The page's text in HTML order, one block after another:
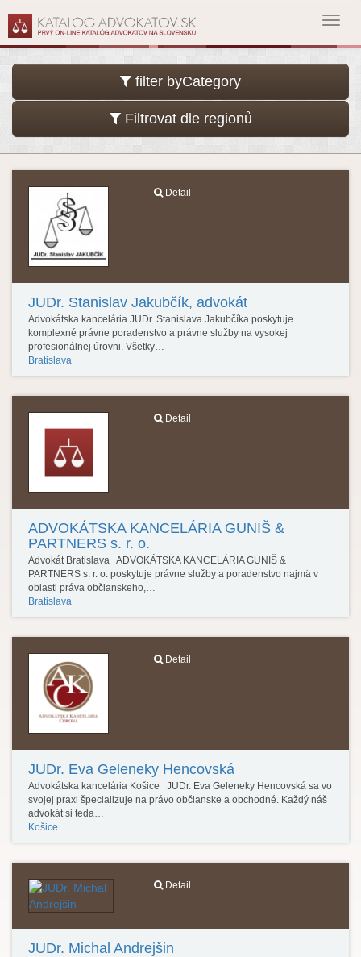
filter byCategory
Filtrovat dle regionů
Detail
JUDr. Stanislav Jakubčík, advokát
Advokátska kancelária JUDr. Stanislava Jakubčíka poskytuje
komplexné právne poradenstvo a právne služby na vysokej
profesionálnej úrovni. Všetky…
Bratislava
Detail
ADVOKÁTSKA KANCELÁRIA GUNIŠ &
PARTNERS s. r. o.
Advokát Bratislava ADVOKÁTSKA KANCELÁRIA GUNIŠ &
PARTNERS s. r. o. poskytuje právne služby a poradenstvo najmä v
oblasti práva občianskeho,…
Bratislava
Detail
JUDr. Eva Geleneky Hencovská
Advokátska kancelária Košice JUDr. Eva Geleneky Hencovská sa vo
svojej praxi špecializuje na právo občianske a obchodné. Každý náš
advokát si teda…
Košice
Detail
JUDr. Michal Andrejšin